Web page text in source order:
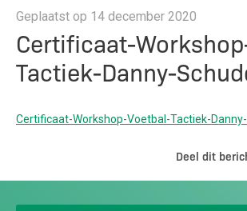
Geplaatst op 14 december 2020
Certificaat-
Tactiek-Danny-
Certificaat-Workshop-Voetbal-Tactiek-
Deel dit